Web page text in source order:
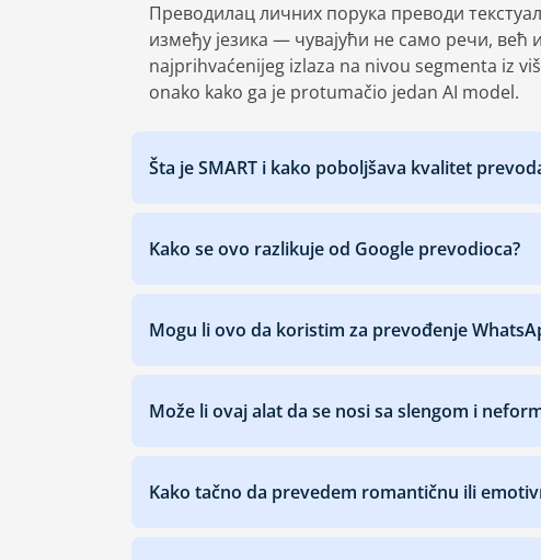
Преводилац личних порука преводи
између језика — чувајући не само речи,
najprihvaćenijeg izlaza na nivou segmenta iz
onako kako ga je protumačio jedan AI model.
Šta je SMART i kako poboljšava kvalitet
Kako se ovo razlikuje od Google prevodioca?
Mogu li ovo da koristim za prevođenje
Može li ovaj alat da se nosi sa slengom i
Kako tačno da prevedem romantičnu ili